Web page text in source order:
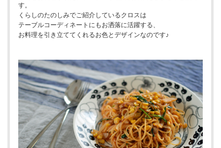
す。
くらしのたのしみでご紹介しているクロスは
テーブルコーディネートにもお洒落に活躍する、
お料理を引き立ててくれるお色とデザインなのです♪